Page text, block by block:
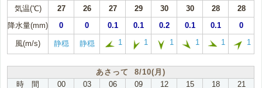
気温(℃) 27 26 27 29 30 30 28
28
降水量(mm)
0 0 0.1 0.1 0.2 0.1 0.1 0
風(m/s) 静穏 静穏 1 1 1 1 1 1
あさって 8/10(月)
時 間
00 03 06 09 12 15 18 21